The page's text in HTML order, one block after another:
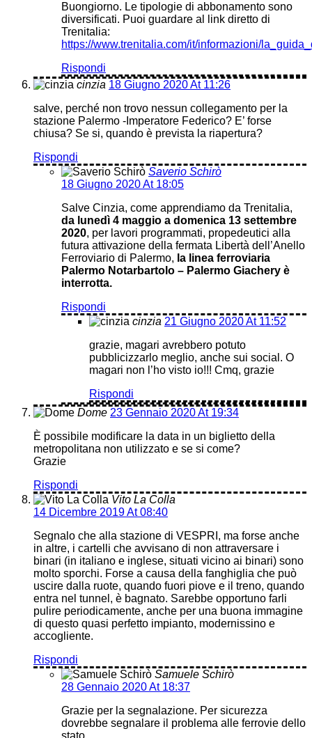
Buongiorno. Le tipologie di abbonamento sono
diversificati. Puoi guardare al link diretto di
Trenitalia:
https://www.trenitalia.com/it/informazioni/
Rispondi
cinzia 18 Giugno 2020 At 11:26
salve, perché non trovo nessun collegamento per la
stazione Palermo -Imperatore Federico? E’ forse
chiusa? Se si, quando è prevista la riapertura?
Rispondi
Saverio Schirò
18 Giugno 2020 At 18:05
Salve Cinzia, come apprendiamo da Trenitalia,
da lunedì 4 maggio a domenica 13 settembre
2020, per lavori programmati, propedeutici alla
futura attivazione della fermata Libertà dell’Anello
Ferroviario di Palermo, la linea ferroviaria
Palermo Notarbartolo – Palermo Giachery è
interrotta.
Rispondi
cinzia 21 Giugno 2020 At 11:52
grazie, magari avrebbero potuto
pubblicizzarlo meglio, anche sui social. O
magari non l’ho visto io!!! Cmq, grazie
Rispondi
Dome 23 Gennaio 2020 At 19:34
È possibile modificare la data in un biglietto della
metropolitana non utilizzato e se si come?
Grazie
Rispondi
Vito La Colla
14 Dicembre 2019 At 08:40
Segnalo che alla stazione di VESPRI, ma forse anche
in altre, i cartelli che avvisano di non attraversare i
binari (in italiano e inglese, situati vicino ai binari) sono
molto sporchi. Forse a causa della fanghiglia che può
uscire dalla ruote, quando fuori piove e il treno, quando
entra nel tunnel, è bagnato. Sarebbe opportuno farli
pulire periodicamente, anche per una buona immagine
di questo quasi perfetto impianto, modernissino e
accogliente.
Rispondi
Samuele Schirò
28 Gennaio 2020 At 18:37
Grazie per la segnalazione. Per sicurezza
dovrebbe segnalare il problema alle ferrovie dello